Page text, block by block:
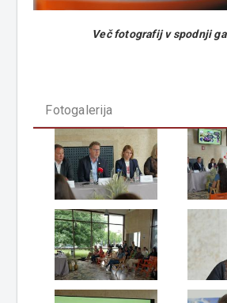
Več fotografij v spodnji
Fotogalerija